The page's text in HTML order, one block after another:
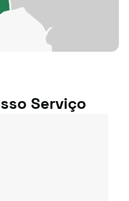
Serviço